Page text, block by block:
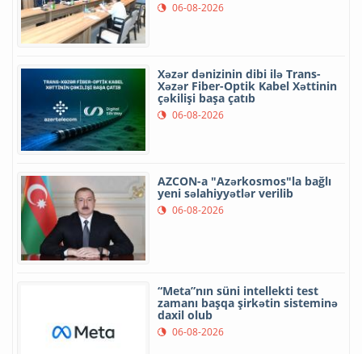
06-08-2026
Xəzər dənizinin dibi ilə Trans-
Xəzər Fiber-Optik Kabel Xəttinin
çəkilişi başa çatıb
06-08-2026
AZCON-a "Azərkosmos"la bağlı
yeni səlahiyyətlər verilib
06-08-2026
“Meta”nın süni intellekti test
zamanı başqa şirkətin sisteminə
daxil olub
06-08-2026